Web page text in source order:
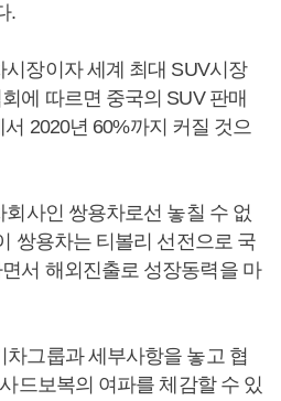
.
장이자 세계 최대 SUV시장
에 따르면 중국의 SUV 판매
2020년 60%까지 커질 것으
사인 쌍용차로선 놓칠 수 없
쌍용차는 티볼리 선전으로 국
서 해외진출로 성장동력을 마
차그룹과 세부사항을 놓고 협
드보복의 여파를 체감할 수 있